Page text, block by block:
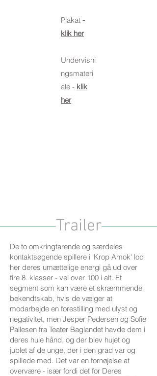
Plakat -
klik her
Undervisni
ngsmateri
ale - klik
her
Trailer
De to omkringfarende og særdeles
kontaktsøgende spillere i 'Krop Amok' lod
her deres umættelige energi gå ud over
fire 8. klasser - vel over 100 i alt. Et
segment som kan være et skræmmende
bekendtskab, hvis de vælger at
modarbejde en forestilling med ulyst og
negativitet, men Jesper Pedersen og Sofie
Pallesen fra Teater Baglandet havde dem i
deres hule hånd, og der blev hujet og
jublet af de unge, der i den grad var og
spillede med. Det var en fornøjelse at
overvære - især fordi det for Deres